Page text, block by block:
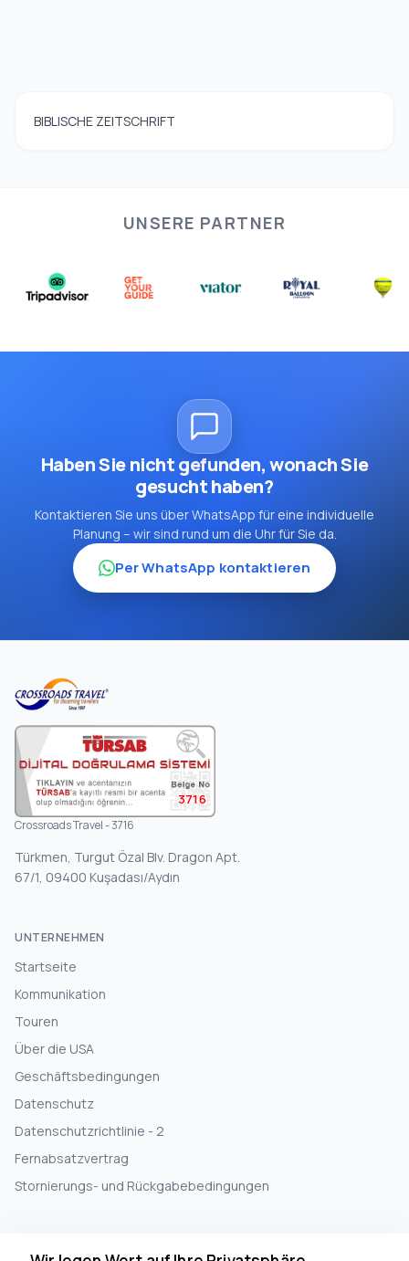
BIBLISCHE ZEITSCHRIFT
UNSERE PARTNER
Haben Sie nicht gefunden, wonach Sie
gesucht haben?
Kontaktieren Sie uns über WhatsApp für eine individuelle
Planung – wir sind rund um die Uhr für Sie da.
Per WhatsApp kontaktieren
3716
Crossroads Travel - 3716
Türkmen, Turgut Özal Blv. Dragon Apt.
67/1, 09400 Kuşadası/Aydın
UNTERNEHMEN
Startseite
Kommunikation
Touren
Über die USA
Geschäftsbedingungen
Datenschutz
Datenschutzrichtlinie - 2
Fernabsatzvertrag
Stornierungs- und Rückgabebedingungen